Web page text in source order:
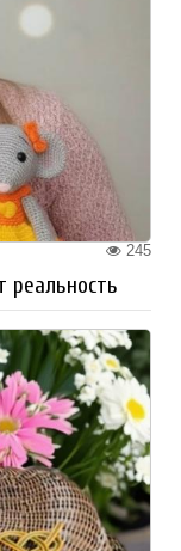
245
реальность